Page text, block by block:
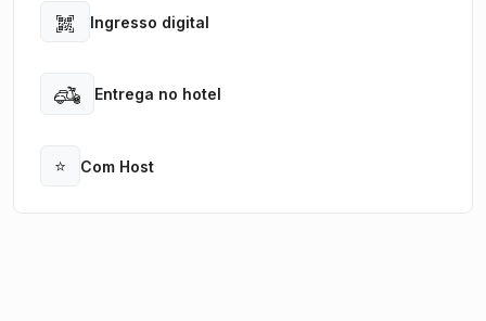
Ingresso digital
Open
Entrega no hotel
Open
⭐ Com Host
Open